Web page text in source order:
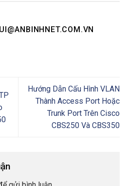
Hướng Dẫn Cấu Hình VLAN
Thành Access Port Hoặc
Trunk Port Trên Cisco
CBS250 Và CBS350